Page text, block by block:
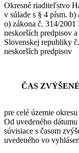
Okresné riaditeľstvo
v súlade s § 4 písm. b)
o) zákona č. 314/
neskorších predpisov
Slovenskej republiky
neskorších predpisov
ČAS
pre celé územie
Od uvedeného
súvisiace s časom
uvedeného vo